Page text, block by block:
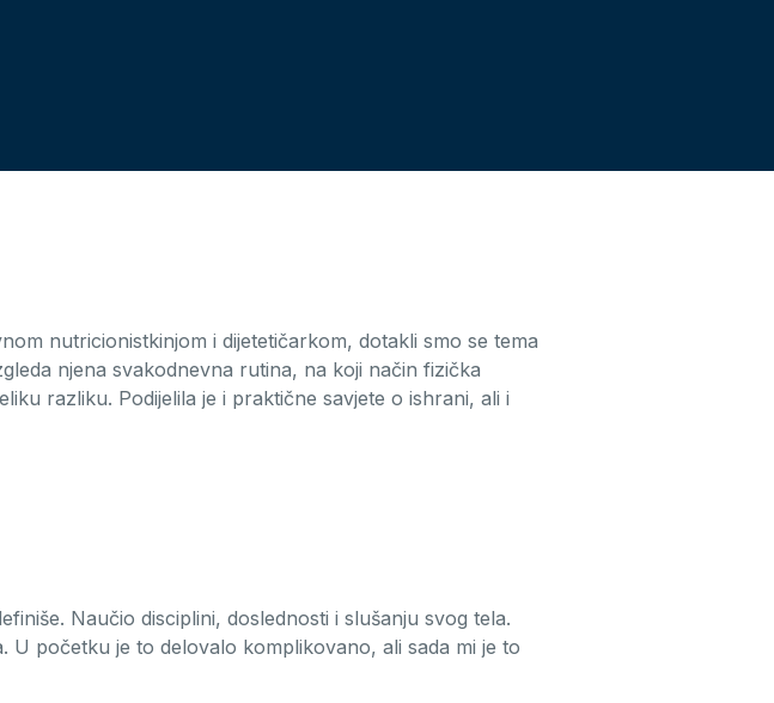
nutricionistkinjom i dijetetičarkom, dotakli smo se tema
njena svakodnevna rutina, na koji način fizička
razliku. Podijelila je i praktične savjete o ishrani, ali i
Naučio disciplini, doslednosti i slušanju svog tela.
početku je to delovalo komplikovano, ali sada mi je to